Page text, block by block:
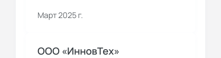
Март 2025 г.
ООО «ИнновТех»